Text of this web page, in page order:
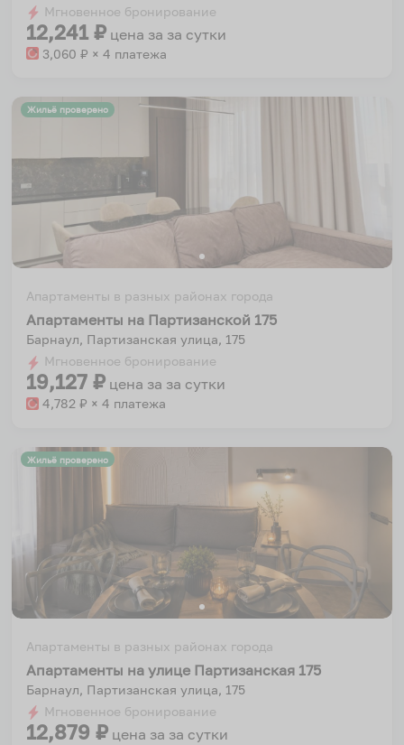
changing
dates.
changing
dates.
Мгновенное бронирование
12,241 ₽ цена за за сутки
3,060 ₽ × 4 платежа
Жильё проверено
Апартаменты в разных районах города
Апартаменты на Партизанской 175
Барнаул, Партизанская улица, 175
Мгновенное бронирование
19,127 ₽ цена за за сутки
4,782 ₽ × 4 платежа
Жильё проверено
Апартаменты в разных районах города
Апартаменты на улице Партизанская 175
Барнаул, Партизанская улица, 175
Мгновенное бронирование
12,879 ₽ цена за за сутки